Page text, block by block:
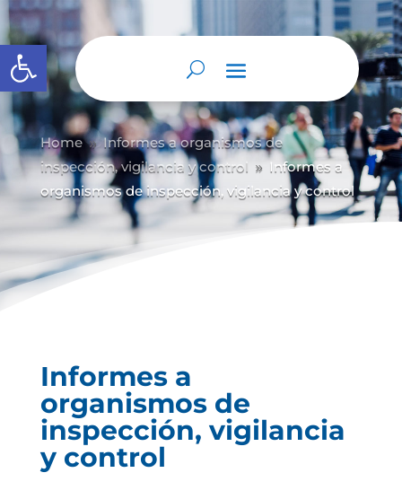
Abrir barra de herramientas
Home 9 Informes a organismos de
inspección, vigilancia y control 9
Informes a
organismos de inspección, vigilancia y control
Informes a
organismos de
inspección, vigilancia
y control